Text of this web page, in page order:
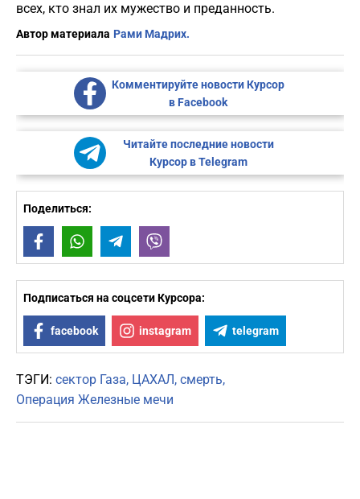
всех, кто знал их мужество и преданность.
Автор материала Рами Мадрих.
Комментируйте новости Курсор
в Facebook
Читайте последние новости
Курсор в Telegram
Поделиться:
FacebookWhatsAppTelegram
Подписаться на соцсети Курсора:
facebook instagram telegram
ТЭГИ: сектор Газа ЦАХАЛ смерть
Операция Железные мечи